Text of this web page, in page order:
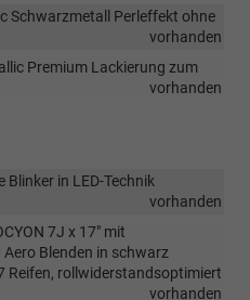
Schwarzmetall Perleffekt ohne
vorhanden
Premium Lackierung zum
vorhanden
Blinker in LED-Technik
vorhanden
7J x 17" mit
Blenden in schwarz
Reifen, rollwiderstandsoptimiert
vorhanden